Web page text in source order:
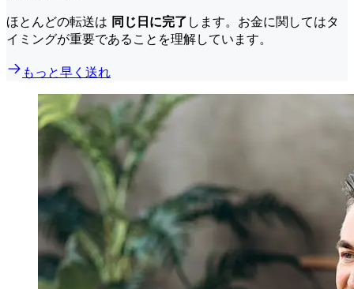
ほとんどの転送は 同じ日に完了 します。お金に関してはタ
イミングが重要であることを理解しています。
もっと早く送れ